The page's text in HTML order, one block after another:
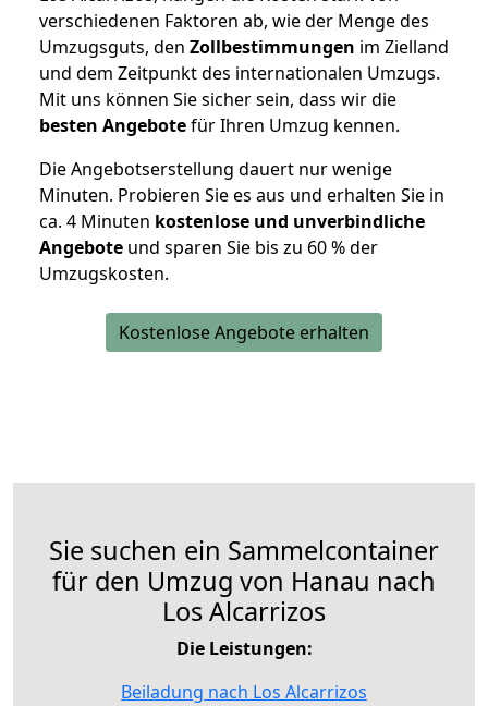
verschiedenen Faktoren ab, wie der Menge des
Umzugsguts, den Zollbestimmungen im Zielland
und dem Zeitpunkt des internationalen Umzugs.
Mit uns können Sie sicher sein, dass wir die
besten Angebotefür Ihren Umzug kennen.
Die Angebotserstellung dauert nur wenige
Minuten. Probieren Sie es aus und erhalten Sie in
ca. 4 Minuten kostenlose und unverbindliche
Angebote und sparen Sie bis zu 60 % der
Umzugskosten.
Kostenlose Angebote erhalten
Sie suchen ein Sammelcontainer
für den Umzug von Hanau nach
Los Alcarrizos
Die Leistungen:
Beiladung nach Los Alcarrizos